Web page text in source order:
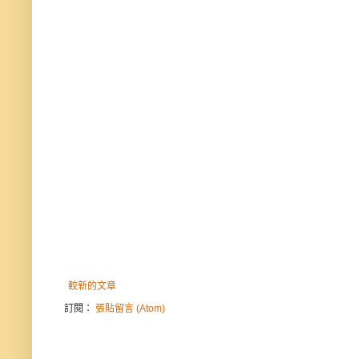
較新的文章
訂閱： 張貼留言 (Atom)